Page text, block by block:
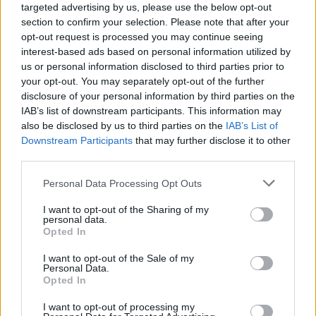
targeted advertising by us, please use the below opt-out
section to confirm your selection. Please note that after your
opt-out request is processed you may continue seeing
interest-based ads based on personal information utilized by
us or personal information disclosed to third parties prior to
your opt-out. You may separately opt-out of the further
disclosure of your personal information by third parties on the
IAB’s list of downstream participants. This information may
also be disclosed by us to third parties on the IAB’s List of
Downstream Participants that may further disclose it to other
Personal Data Processing Opt Outs
I want to opt-out of the Sharing of my
personal data.
Opted In
I want to opt-out of the Sale of my
Personal Data.
Opted In
I want to opt-out of processing my
Deseu el meu nom, el correu electrònic i el lloc web en
aquest navegador per a la propera vegada que comenti.
Captcha6 - 4 = ?
CAPTCHA